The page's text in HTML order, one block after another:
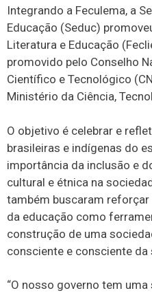
Integrando a Feculema, a
Educação (Seduc)
Literatura e Educação
promovido pelo Conselho
Científico e Tecnológico
Ministério da Ciência,
O objetivo é celebrar e
brasileiras e indígenas do
importância da inclusão e
cultural e étnica na
também buscaram
da educação como
construção de uma
consciente e consciente da
“O nosso governo tem